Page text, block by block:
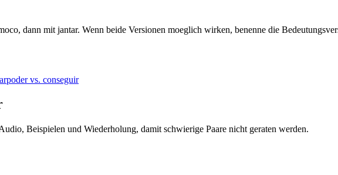
dann mit jantar. Wenn beide Versionen moeglich wirken, benenne die
poder vs. conseguir
Beispielen und Wiederholung, damit schwierige Paare nicht geraten werden.